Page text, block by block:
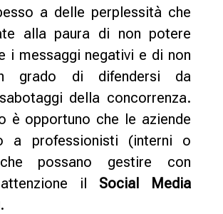
a delle perplessità che
alla paura di non potere
i messaggi negativi e di non
grado di difendersi da
della concorrenza.
è opportuno che le aziende
a professionisti (interni o
possano gestire con
il Social Media
.